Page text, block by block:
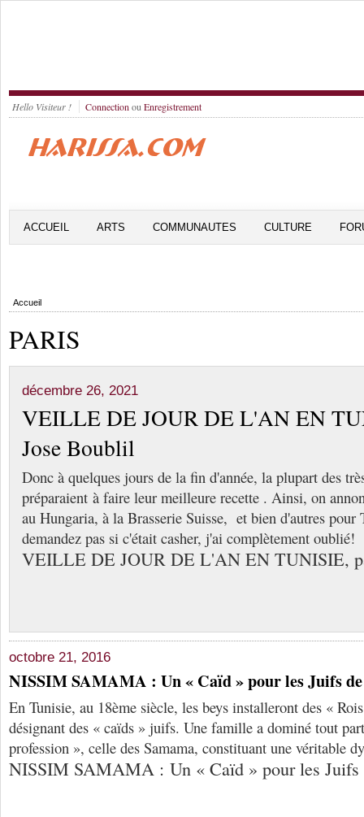
Hello Visiteur ! Connection ou Enregistrement
ACCUEIL ARTS COMMUNAUTES CULTURE
Accueil
PARIS
décembre 26, 2021
VEILLE DE JOUR DE L'AN EN
Jose Boublil
Donc à quelques jours de la fin d'année, la plupart des
préparaient à faire leur meilleure recette . Ainsi, on
au Hungaria, à la Brasserie Suisse, et bien d'autres
demandez pas si c'était casher, j'ai complètement oublié!
VEILLE DE JOUR DE L'AN EN TUNISIE,
octobre 21, 2016
NISSIM SAMAMA : Un « Caïd » pour les Juifs
En Tunisie, au 18ème siècle, les beys installeront des «
désignant des « caïds » juifs. Une famille a dominé tout
profession », celle des Samama, constituant une véritable
NISSIM SAMAMA : Un « Caïd » pour les Juifs